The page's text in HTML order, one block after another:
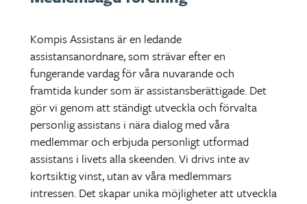
Kompis Assistans är en ledande
assistansanordnare, som strävar efter en
fungerande vardag för våra nuvarande och
framtida kunder som är assistansberättigade. Det
gör vi genom att ständigt utveckla och förvalta
personlig assistans i nära dialog med våra
medlemmar och erbjuda personligt utformad
assistans i livets alla skeenden. Vi drivs inte av
kortsiktig vinst, utan av våra medlemmars
intressen. Det skapar unika möjligheter att utveckla